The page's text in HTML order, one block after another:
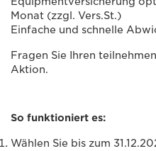
Monat (zzgl. Vers.St.)
Einfache und schnelle
Fragen Sie Ihren
Aktion.
So funktioniert es:
Wählen Sie bis zum